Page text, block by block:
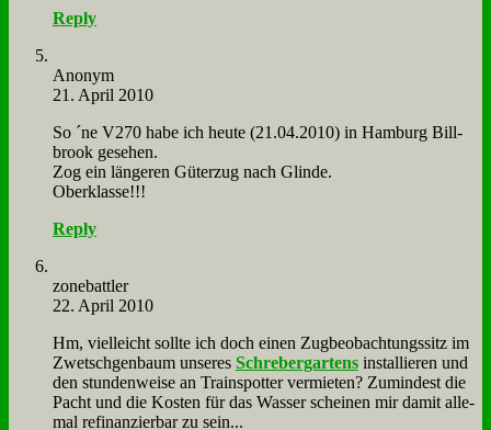
Reply
An­onym
21. April 2010
So ´ne V270 ha­be ich heu­te (21.04.2010) in Ham­burg Bill­
brook ge­se­hen.
Zog ein län­ge­ren Gü­ter­zug nach Glin­de.
Ober­klas­se!!!
Reply
zone­batt­ler
22. April 2010
Hm, viel­leicht soll­te ich doch ei­nen Zug­be­ob­ach­tungs­sitz im
Zwetsch­ge­n­baum un­se­res Schre­ber­gar­tens in­stal­lie­ren und
den stun­den­wei­se an Train­spot­ter ver­mie­ten? Zu­min­dest die
Pacht und die Ko­sten für das Was­ser schei­nen mir da­mit al­le­
mal re­fi­nan­zier­bar zu sein...